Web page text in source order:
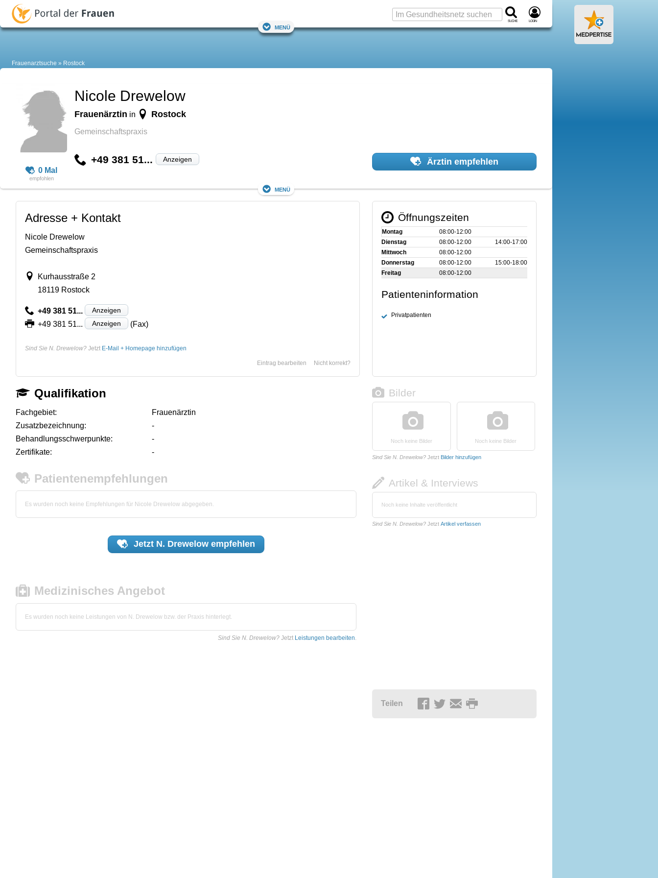
Suche Login
Menü
Frauenarztsuche Rostock
0 Mal
Nicole Drewelow
Frauenärztin in Rostock
Gemeinschaftspraxis
+49 381 51... Anzeigen Ärztin empfehlen
Menü
Adresse + Kontakt
Nicole Drewelow
Gemeinschaftspraxis
Kurhausstraße 2
18119 Rostock
+49 381 51... Anzeigen
+49 381 51... Anzeigen (Fax)
Sind Sie N. Drewelow? Jetzt E-Mail + Homepage hinzufügen
Nicht korrekt?
Eintrag bearbeiten
Öffnungszeiten
Montag
08:00‑12:00
Dienstag
08:00‑12:00
14:00‑17:00
Mittwoch
08:00‑12:00
Donnerstag
08:00‑12:00
15:00‑18:00
Freitag
08:00‑12:00
Patienteninformation
Privatpatienten
Qualifikation
Fachgebiet:
Frauenärztin
Zusatzbezeichnung:
-
Behandlungsschwerpunkte:
-
Zertifikate:
-
Patientenempfehlungen
Es wurden noch keine Empfehlungen für Nicole Drewelow abgegeben.
Jetzt N. Drewelowempfehlen
Medizinisches Angebot
Es wurden noch keine Leistungen von N. Drewelow bzw. der Praxis hinterlegt.
Sind Sie N. Drewelow? Jetzt Leistungen bearbeiten.
Bilder
Noch keine Bilder Noch keine Bilder
Sind Sie N. Drewelow? Jetzt Bilder hinzufügen
Artikel & Interviews
Noch keine Inhalte veröffentlicht
Sind Sie N. Drewelow? Jetzt Artikel verfassen
Teilen